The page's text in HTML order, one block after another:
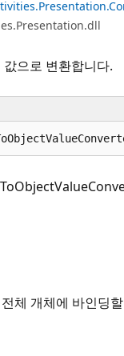
값으로 변환합니다.
체 개체에 바인딩